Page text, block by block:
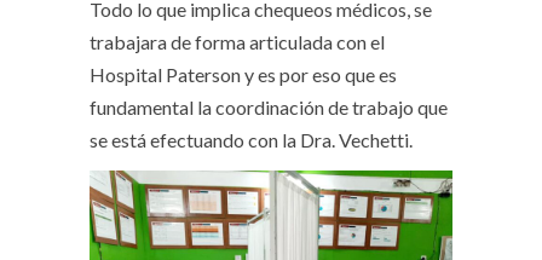
Todo lo que implica chequeos médicos, se
trabajara de forma articulada con el
Hospital Paterson y es por eso que es
fundamental la coordinación de trabajo que
se está efectuando con la Dra. Vechetti.